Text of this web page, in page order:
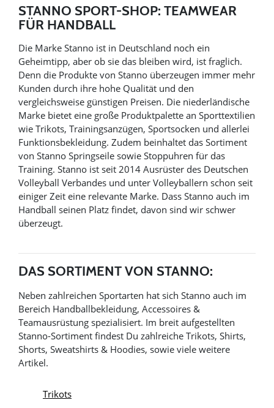
STANNO SPORT-SHOP: TEAMWEAR
FÜR HANDBALL
Die Marke Stanno ist in Deutschland noch ein
Geheimtipp, aber ob sie das bleiben wird, ist fraglich.
Denn die Produkte von Stanno überzeugen immer mehr
Kunden durch ihre hohe Qualität und den
vergleichsweise günstigen Preisen. Die niederländische
Marke bietet eine große Produktpalette an Sporttextilien
wie Trikots, Trainingsanzügen, Sportsocken und allerlei
Funktionsbekleidung. Zudem beinhaltet das Sortiment
von Stanno Springseile sowie Stoppuhren für das
Training. Stanno ist seit 2014 Ausrüster des Deutschen
Volleyball Verbandes und unter Volleyballern schon seit
einiger Zeit eine relevante Marke. Dass Stanno auch im
Handball seinen Platz findet, davon sind wir schwer
überzeugt.
DAS SORTIMENT VON STANNO:
Neben zahlreichen Sportarten hat sich Stanno auch im
Bereich Handballbekleidung, Accessoires &
Teamausrüstung spezialisiert. Im breit aufgestellten
Stanno-Sortiment findest Du zahlreiche Trikots, Shirts,
Shorts, Sweatshirts & Hoodies, sowie viele weitere
Artikel.
Trikots